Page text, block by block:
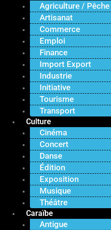
Agriculture / Pêche
Artisanat
Commerce
Emploi
Finance
Import Export
Industrie
Initiative
Tourisme
Transport
Culture
Cinéma
Concert
Danse
Édition
Exposition
Musique
Théâtre
Caraïbe
Antigue